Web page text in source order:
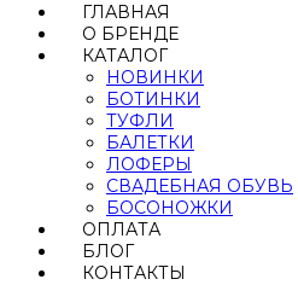
ГЛАВНАЯ
О БРЕНДЕ
КАТАЛОГ
НОВИНКИ
БОТИНКИ
ТУФЛИ
БАЛЕТКИ
ЛОФЕРЫ
СВАДЕБНАЯ ОБУВЬ
БОСОНОЖКИ
ОПЛАТА
БЛОГ
КОНТАКТЫ